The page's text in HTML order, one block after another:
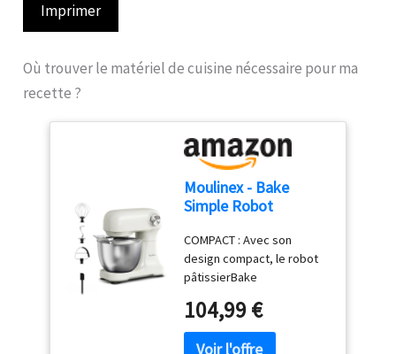
Imprimer
Où trouver le matériel de cuisine nécessaire pour ma
recette ?
Moulinex - Bake
Simple Robot
fouet, batteur et
crochet
COMPACT : Avec son
design compact, le robot
pâtissierBake
parfaitement à toutes les
cuisines - sataillen'est pas
104,99 €